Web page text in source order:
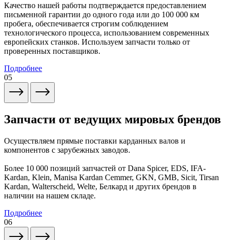
Качество нашей работы подтверждается предоставлением
письменной гарантии до одного года или до 100 000 км
пробега, обеспечивается строгим соблюдением
технологического процесса, использованием современных
европейских станков. Используем запчасти только от
проверенных поставщиков.
Подробнее
05
Запчасти от ведущих мировых брендов
Осуществляем прямые поставки карданных валов и
компонентов с зарубежных заводов.
Более 10 000 позиций запчастей от Dana Spicer, EDS, IFA-
Kardan, Klein, Manisa Kardan Cemmer, GKN, GMB, Sicit, Tirsan
Kardan, Walterscheid, Welte, Белкард и других брендов в
наличии на нашем складе.
Подробнее
06